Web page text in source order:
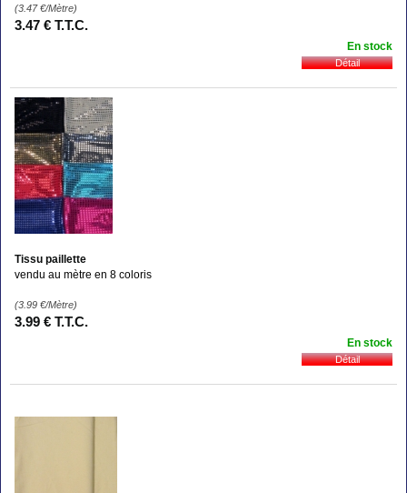
(3.47€/Mètre)
3.47 € T.T.C.
En stock
Tissu paillette
vendu au mètre en 8 coloris
(3.99 €/Mètre)
3.99 € T.T.C.
En stock